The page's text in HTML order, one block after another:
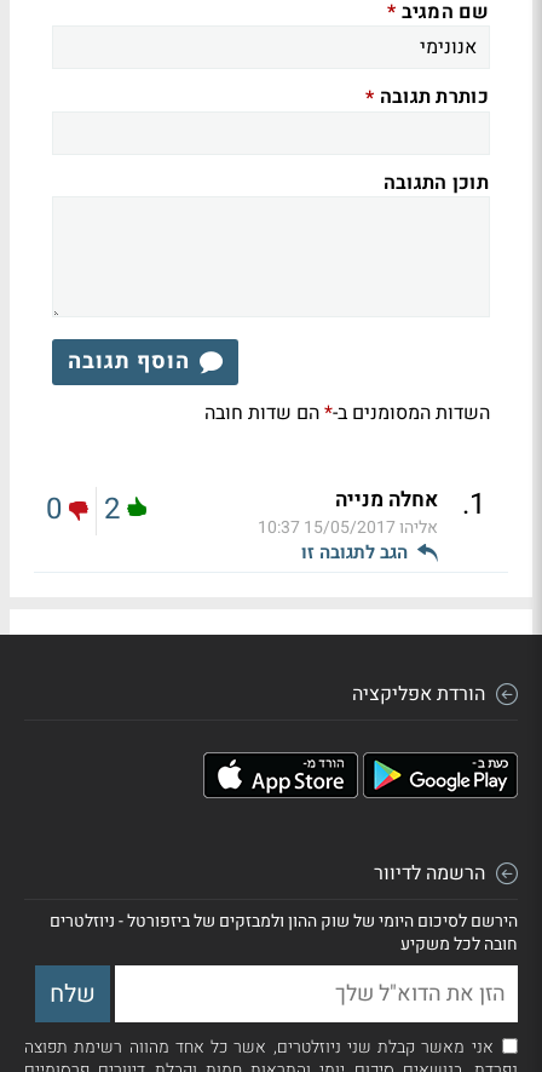
שם המגיב *
כותרת תגובה *
תוכן התגובה
הוסף תגובה
השדות המסומנים ב-*הם שדות חובה
1
. אחלה מנייה
אליהו15/05/2017 10:37
הגב לתגובה זו
2
0
הורדת אפליקציה
הרשמה לדיוור
הירשם לסיכום היומי של שוק ההון ולמבזקים של ביזפורטל - ניוזלטרים
חובה לכל משקיע
אני מאשר קבלת שני ניוזלטרים, אשר כל אחד מהווה רשימת תפוצה